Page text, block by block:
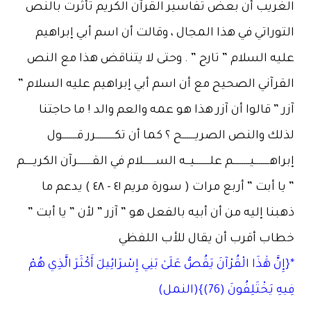
‎الغريب أن بعض تفاسير القرآن الكريم تأثرت بالنص
التوراتي في هذا المجال ، وقالت أن اسم أبي إبراهيم
عليه السلام ” تارح ” . وحتى لا يتناقض هذا مع النص
القرآني الصحيح مع أن اسم أبي إبراهيم عليه السلام ”
آزر ” قالوا أن آزر هذا هو عمه والعم والد ! ما حاجتنا
لذلك والنص الصريــــــح ؟ كما أن تكـــــــــرر قـــــــول
إبراهـــــــيــــــــم علـــــــيــه الســــــلام في القـــــــرآن الكريــــم
” يا أبت ” أربع مرات ( سورة مريم ٤١ – ٤٨ ) يدعم ما
ذهبنا إليه من أن أبيه بالفعل هو ” آزر ” لأن ” يا أبت ”
خطاب أقرب أن يقال للأب اللفظي
*{إِنَّ هَٰذَا الْقُرْآنَ يَقُصُّ عَلَىٰ بَنِي إِسْرَائِيلَ أَكْثَرَ الَّذِي هُمْ
فِيهِ يَخْتَلِفُونَ (76)}(النمل)